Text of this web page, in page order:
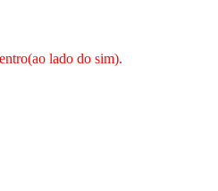
lado do sim).